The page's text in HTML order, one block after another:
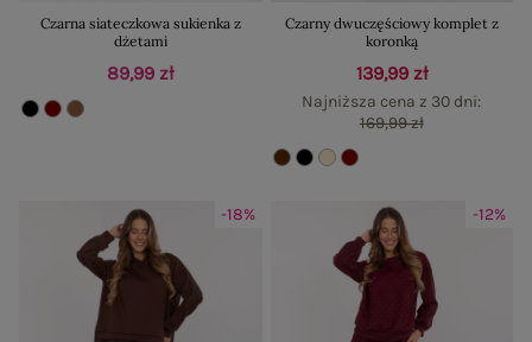
Czarna siateczkowa sukienka z
dżetami
89,99 zł
Czarny dwuczęściowy komplet z
koronką
139,99 zł
Najniższa cena z 30 dni:
169,99 zł
-18% -12%